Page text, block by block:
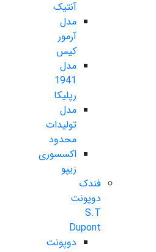
آنتیک
مدل
آرمور
کیس
مدل
1941
رپلیکا
مدل
تولیدات
محدود
اکسسوری
زیپو
فندک
دوپونت
S.T
Dupont
دوپونت